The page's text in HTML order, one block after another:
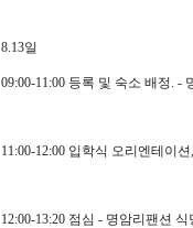
8.13일
09:00-11:00 등록 및 숙소 배정. -
11:00-12:00 입학식 오리엔테이
12:00-13:20 점심 - 명암리팬션 식